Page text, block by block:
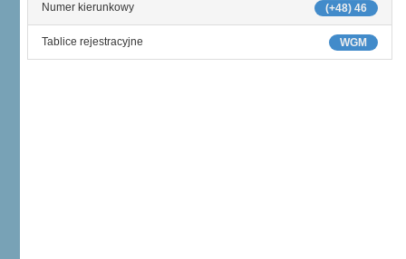
(+48) 46
Numer kierunkowy
WGM
Tablice rejestracyjne